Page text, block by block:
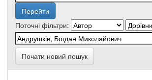
Поточні фільтри:
Почати новий пошук